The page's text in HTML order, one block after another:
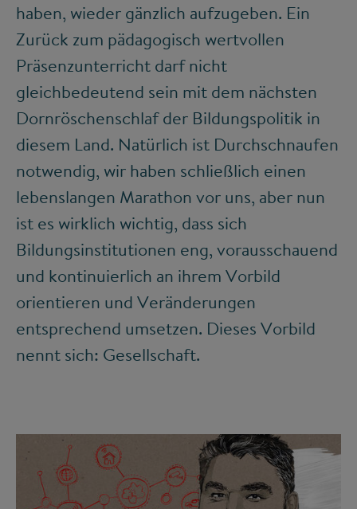
haben, wieder gänzlich aufzugeben. Ein
Zurück zum pädagogisch wertvollen
Präsenzunterricht darf nicht
gleichbedeutend sein mit dem nächsten
Dornröschenschlaf der Bildungspolitik in
diesem Land. Natürlich ist Durchschnaufen
notwendig, wir haben schließlich einen
lebenslangen Marathon vor uns, aber nun
ist es wirklich wichtig, dass sich
Bildungsinstitutionen eng, vorausschauend
und kontinuierlich an ihrem Vorbild
orientieren und Veränderungen
entsprechend umsetzen. Dieses Vorbild
nennt sich: Gesellschaft.